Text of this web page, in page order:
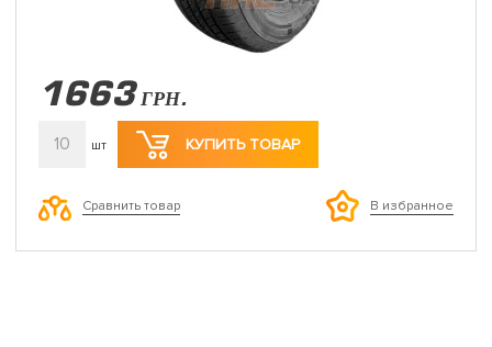
1663 ГРН.
10 шт КУПИТЬ ТОВАР
Сравнить товар В избранное